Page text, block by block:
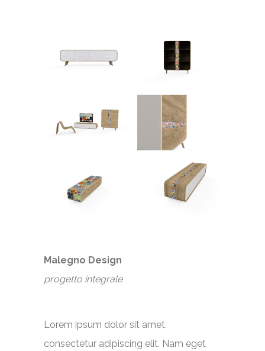
Malegno Design
progetto integrale
Lorem ipsum dolor sit amet,
consectetur adipiscing elit. Nam eget